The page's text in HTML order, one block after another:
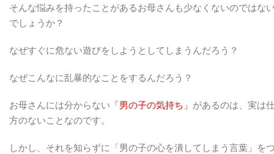
そんな悩みを持ったことがあるお母さんも少なくないのではな
でしょうか？
なぜすぐに危ない遊びをしようとしてしまうんだろう？
なぜこんなに乱暴的なことをするんだろう？
お母さんには分からない 「男の子の気持ち」 があるのは、実は
方のないことなのです。
しかし、それを知らずに「男の子の心を潰してしまう言葉」を